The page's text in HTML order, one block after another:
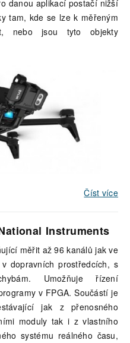
danou aplikací postačí nižší
tam, kde se lze k měřeným
nebo jsou tyto objekty
Číst více
Instruments
měřit až 96 kanálů jak ve
dopravních prostředcích, s
Umožňuje řízení
v FPGA. Součástí je
jak z přenosného
moduly tak i z vlastního
systému reálného času,